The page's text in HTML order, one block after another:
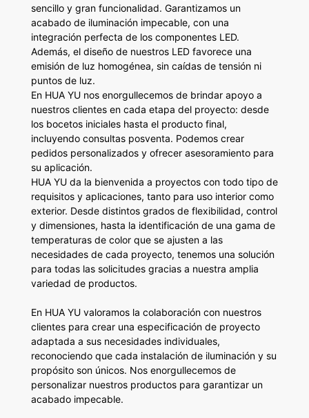
sencillo y gran funcionalidad. Garantizamos un
acabado de iluminación impecable, con una
integración perfecta de los componentes LED.
Además, el diseño de nuestros LED favorece una
emisión de luz homogénea, sin caídas de tensión ni
puntos de luz.
En HUA YU nos enorgullecemos de brindar apoyo a
nuestros clientes en cada etapa del proyecto: desde
los bocetos iniciales hasta el producto final,
incluyendo consultas posventa. Podemos crear
pedidos personalizados y ofrecer asesoramiento para
su aplicación.
HUA YU da la bienvenida a proyectos con todo tipo de
requisitos y aplicaciones, tanto para uso interior como
exterior. Desde distintos grados de flexibilidad, control
y dimensiones, hasta la identificación de una gama de
temperaturas de color que se ajusten a las
necesidades de cada proyecto, tenemos una solución
para todas las solicitudes gracias a nuestra amplia
variedad de productos.
En HUA YU valoramos la colaboración con nuestros
clientes para crear una especificación de proyecto
adaptada a sus necesidades individuales,
reconociendo que cada instalación de iluminación y su
propósito son únicos. Nos enorgullecemos de
personalizar nuestros productos para garantizar un
acabado impecable.